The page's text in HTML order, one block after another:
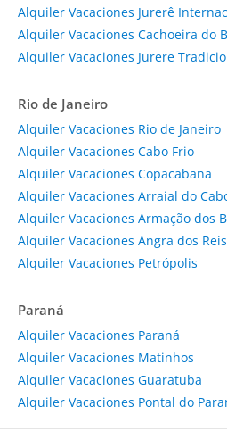
Alquiler Vacaciones Jurerê
Alquiler Vacaciones Cachoeira do
Alquiler Vacaciones Jurere
Rio de Janeiro
Alquiler Vacaciones Rio de Janeiro
Alquiler Vacaciones Cabo Frio
Alquiler Vacaciones Copacabana
Alquiler Vacaciones Arraial do
Alquiler Vacaciones Armação dos
Alquiler Vacaciones Angra dos Reis
Alquiler Vacaciones Petrópolis
Paraná
Alquiler Vacaciones Paraná
Alquiler Vacaciones Matinhos
Alquiler Vacaciones Guaratuba
Alquiler Vacaciones Pontal do